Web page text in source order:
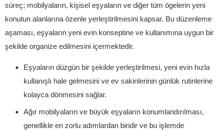
süreç; mobilyaların, kişisel eşyaların ve diğer tüm ögelerin yeni
konutun alanlarına özenle yerleştirilmesini kapsar. Bu düzenleme
aşaması, eşyaların yeni evin konseptine ve kullanımına uygun bir
şekilde organize edilmesini içermektedir.
Eşyaların düzgün bir şekilde yerleştirilmesi, yeni evin hızla
kullanışlı hale gelmesini ve ev sakinlerinin günlük rutinlerine
kolayca dönmesini sağlar.
Ağır mobilyaların ve büyük eşyaların konumlandırılması,
genellikle en zorlu adımlardan biridir ve bu işlemde